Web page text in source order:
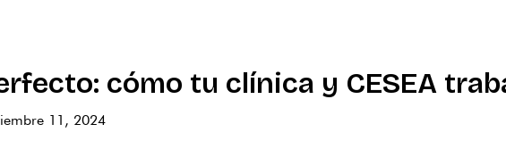
cómo tu clínica y CESEA
11, 2024